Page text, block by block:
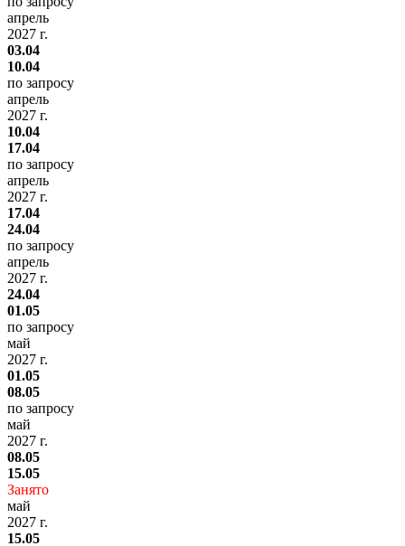
апрель
2027 г.
03.04
10.04
по запросу
апрель
2027 г.
10.04
17.04
по запросу
апрель
2027 г.
17.04
24.04
по запросу
апрель
2027 г.
24.04
01.05
по запросу
май
2027 г.
01.05
08.05
по запросу
май
2027 г.
08.05
15.05
Занято
май
2027 г.
15.05